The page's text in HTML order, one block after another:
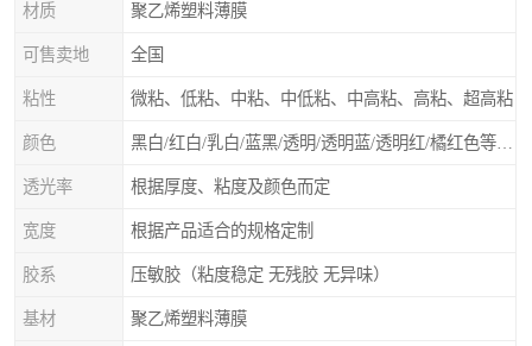
材质 聚乙烯塑料薄膜
可售卖地 全国
粘性 微粘、低粘、中粘、中低粘、中高粘、高粘、超高粘
颜色
透光率 根据厚度、粘度及颜色而定
宽度 根据产品适合的规格定制
胶系 压敏胶（粘度稳定 无残胶 无异味）
基材 聚乙烯塑料薄膜